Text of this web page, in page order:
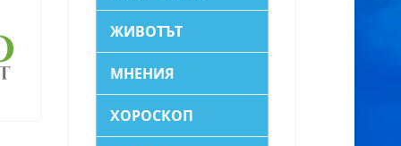
ЖИВОТЪТ
МНЕНИЯ
ХОРОСКОП